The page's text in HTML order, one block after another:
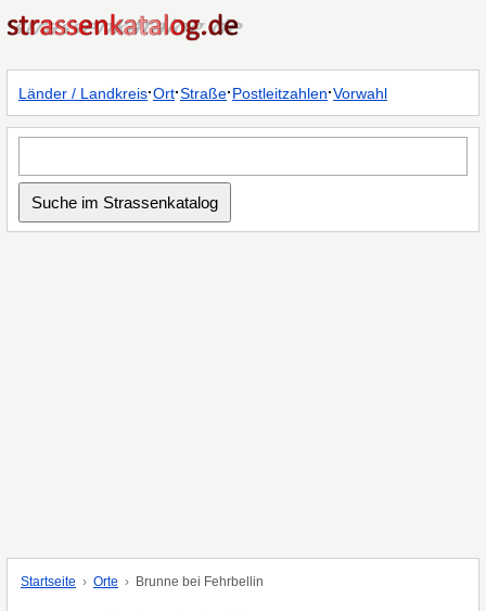
Länder / Landkreis·Ort·Straße·Postleitzahlen·Vorwahl
Startseite Orte Brunne bei Fehrbellin